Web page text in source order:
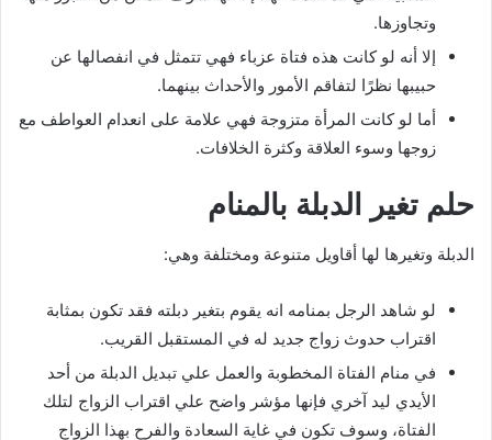
وتجاوزها.
إلا أنه لو كانت هذه فتاة عزباء فهي تتمثل في انفصالها عن
حبيبها نظرًا لتفاقم الأمور والأحداث بينهما.
أما لو كانت المرأة متزوجة فهي علامة على انعدام العواطف مع
زوجها وسوء العلاقة وكثرة الخلافات.
حلم تغير الدبلة بالمنام
الدبلة وتغيرها لها أقاويل متنوعة ومختلفة وهي:
لو شاهد الرجل بمنامه انه يقوم بتغير دبلته فقد تكون بمثابة
اقتراب حدوث زواج جديد له في المستقبل القريب.
في منام الفتاة المخطوبة والعمل علي تبديل الدبلة من أحد
الأيدي ليد آخري فإنها مؤشر واضح علي اقتراب الزواج لتلك
الفتاة، وسوف تكون في غاية السعادة والفرح بهذا الزواج